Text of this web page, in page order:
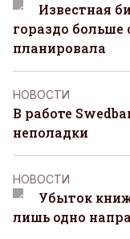
Известная
гораздо больше
планировала
НОВОСТИ
В работе
неполадки
НОВОСТИ
Убыток
лишь одно